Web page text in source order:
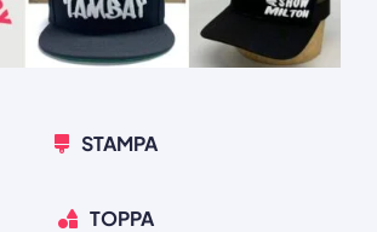
STAMPA
TOPPA